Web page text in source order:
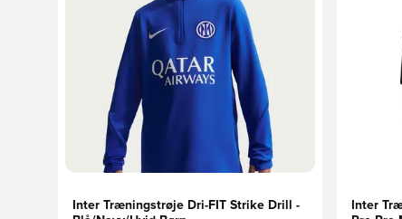
Inter Træningstrøje Dri-FIT Strike Drill -
Inter